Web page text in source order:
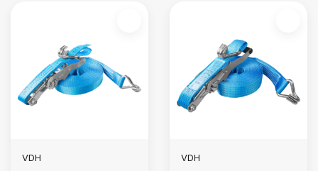
VDH VDH